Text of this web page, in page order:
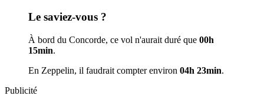
Le saviez-vous ?
À bord du Concorde, ce vol n'aurait duré que 00h
15min.
En Zeppelin, il faudrait compter environ 04h 23min.
Publicité